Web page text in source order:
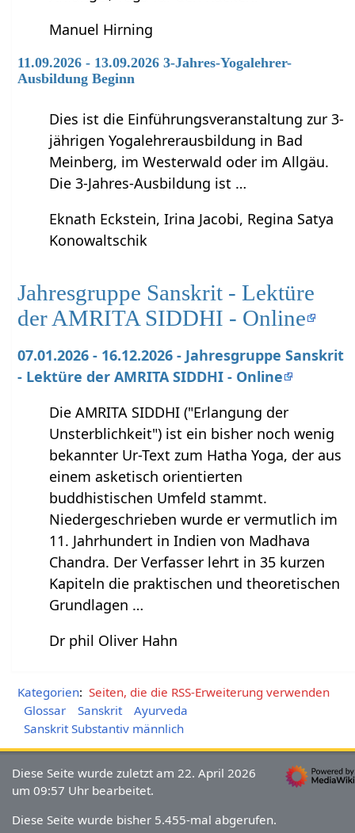
Manuel Hirning
11.09.2026 - 13.09.2026 3-Jahres-Yogalehrer-
Ausbildung Beginn
Dies ist die Einführungsveranstaltung zur 3-
jährigen Yogalehrerausbildung in Bad
Meinberg, im Westerwald oder im Allgäu.
Die 3-Jahres-Ausbildung ist …
Eknath Eckstein, Irina Jacobi, Regina Satya
Konowaltschik
Jahresgruppe Sanskrit - Lektüre
der AMRITA SIDDHI - Online
07.01.2026 - 16.12.2026 - Jahresgruppe Sanskrit
- Lektüre der AMRITA SIDDHI - Online
Die AMRITA SIDDHI ("Erlangung der
Unsterblichkeit") ist ein bisher noch wenig
bekannter Ur-Text zum Hatha Yoga, der aus
einem asketisch orientierten
buddhistischen Umfeld stammt.
Niedergeschrieben wurde er vermutlich im
11. Jahrhundert in Indien von Madhava
Chandra. Der Verfasser lehrt in 35 kurzen
Kapiteln die praktischen und theoretischen
Grundlagen …
Dr phil Oliver Hahn
Kategorien: Seiten, die die RSS-Erweiterung verwenden
Glossar
Sanskrit
Ayurveda
Sanskrit Substantiv männlich
Diese Seite wurde zuletzt am 22. April 2026
um 09:57 Uhr bearbeitet.
Diese Seite wurde bisher 5.455-mal abgerufen.